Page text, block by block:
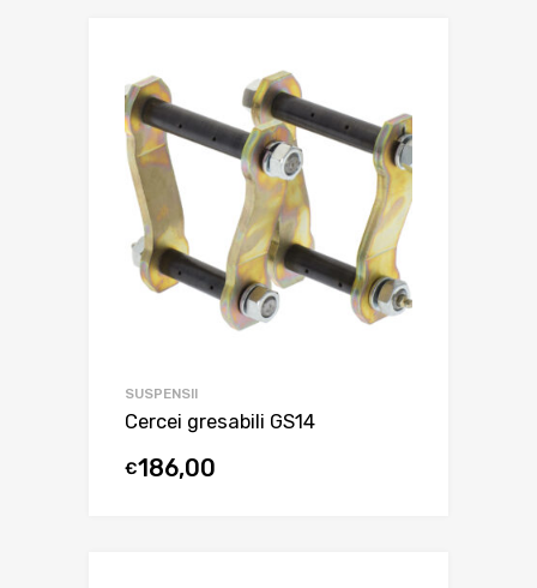
SUSPENSII
Cercei gresabili GS14
€186,00